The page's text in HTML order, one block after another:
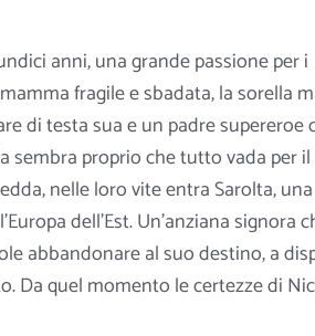
anni, una grande passione per i
fragile e sbadata, la sorella
di testa sua e un padre supereroe
sembra proprio che tutto vada per
nelle loro vite entra Sarolta, una
dell’Est. Un’anziana signora
abbandonare al suo destino, a
Da quel momento le certezze di